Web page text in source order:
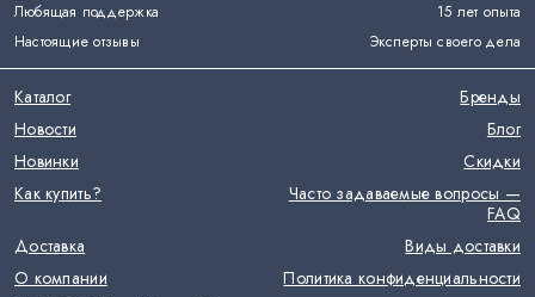
Любящая поддержка
15 лет опыта
Настоящие отзывы
Эксперты своего дела
Каталог
Бренды
Новости
Блог
Новинки
Скидки
Как купить?
Часто задаваемые вопросы —
FAQ
Доставка
Виды доставки
О компании
Политика конфиденциальности